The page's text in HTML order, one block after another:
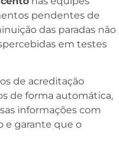
pendentes de
das paradas não
em testes
de acreditação
de forma automática,
informações com
e garante que o